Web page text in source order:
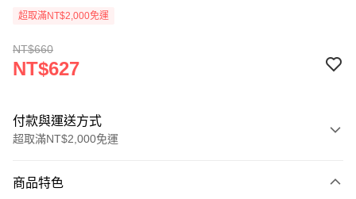
超取滿NT$2,000免運
NT$660
NT$627
付款與運送方式
超取滿NT$2,000免運
信用卡一次付款
商品特色